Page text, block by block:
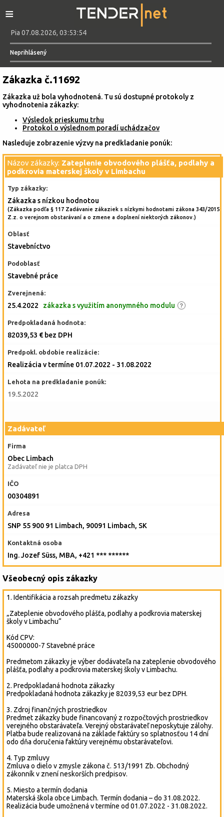
≡
Pia 07.08.2026, 03:53:54
Neprihlásený
Zákazka č.11692
Zákazka už bola vyhodnotená. Tu sú dostupné protokoly z
vyhodnotenia zákazky:
Výsledok prieskumu trhu
Protokol o výslednom poradí uchádzačov
Nasleduje zobrazenie výzvy na predkladanie ponúk:
Názov zákazky: Zateplenie obvodového plášťa, podlahy a
podkrovia materskej školy v Limbachu
Typ zákazky:
Zákazka s nízkou hodnotou
(Zákazka podľa § 117 Zadávanie zákaziek s nízkymi hodnotami zákona 343/2015
Z.z. o verejnom obstarávaní a o zmene a doplnení niektorých zákonov.)
Oblasť
Stavebníctvo
Podoblasť
Stavebné práce
Zverejnená:
25.4.2022 zákazka s využitím anonymného modulu
Predpokladaná hodnota:
82039,53 € bez DPH
Predpokl. obdobie realizácie:
Realizácia v termíne 01.07.2022 - 31.08.2022
Lehota na predkladanie ponúk:
19.5.2022
Zadávateľ
Firma
Obec Limbach
Zadávateľ nie je platca DPH
IČO
00304891
Adresa
SNP 55 900 91 Limbach, 90091 Limbach, SK
Kontaktná osoba
Ing. Jozef Süss, MBA, +421 *** ******
Všeobecný opis zákazky
1. Identifikácia a rozsah predmetu zákazky
„Zateplenie obvodového plášťa, podlahy a podkrovia materskej
školy v Limbachu“
Kód CPV:
45000000-7 Stavebné práce
Predmetom zákazky je výber dodávateľa na zateplenie obvodového
plášťa, podlahy a podkrovia materskej školy v Limbachu.
2. Predpokladaná hodnota zákazky
Predpokladaná hodnota zákazky je 82039,53 eur bez DPH.
3. Zdroj finančných prostriedkov
Predmet zákazky bude financovaný z rozpočtových prostriedkov
verejného obstarávateľa. Verejný obstarávateľ neposkytuje zálohy.
Platba bude realizovaná na základe faktúry so splatnosťou 14 dní
odo dňa doručenia faktúry verejnému obstarávateľovi.
4. Typ zmluvy
Zmluva o dielo v zmysle zákona č. 513/1991 Zb. Obchodný
zákonník v znení neskorších predpisov.
5. Miesto a termín dodania
Materská škola obce Limbach. Termín dodania – do 31.08.2022.
Realizácia bude umožnená v termíne od 01.07.2022 - 31.08.2022.